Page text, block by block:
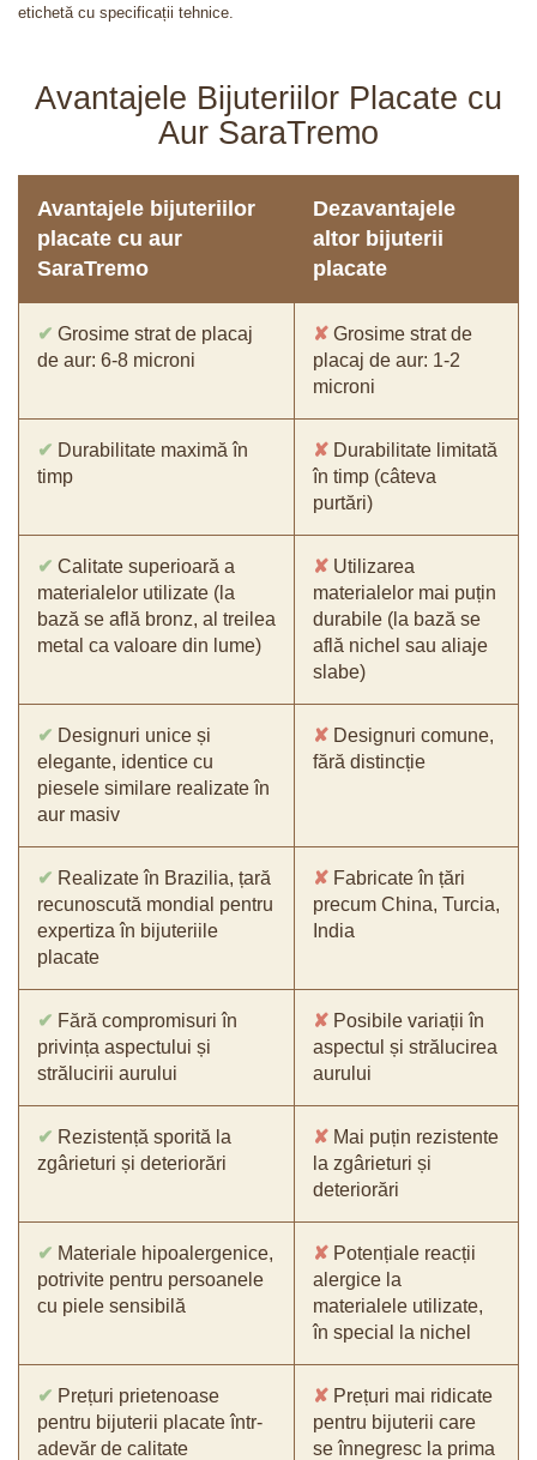
etichetă cu specificații tehnice.
Avantajele Bijuteriilor Placate cu
Aur SaraTremo
Avantajele bijuteriilor
placate cu aur
SaraTremo
Dezavantajele
altor bijuterii
placate
✔ Grosime strat de placaj
de aur: 6-8 microni
✘ Grosime strat de
placaj de aur: 1-2
microni
✔ Durabilitate maximă în
timp
✘ Durabilitate limitată
în timp (câteva
purtări)
✔ Calitate superioară a
materialelor utilizate (la
bază se află bronz, al treilea
metal ca valoare din lume)
✘ Utilizarea
materialelor mai puțin
durabile (la bază se
află nichel sau aliaje
slabe)
✔ Designuri unice și
elegante, identice cu
piesele similare realizate în
aur masiv
✘ Designuri comune,
fără distincție
✔ Realizate în Brazilia, țară
recunoscută mondial pentru
expertiza în bijuteriile
placate
✘ Fabricate în țări
precum China, Turcia,
India
✔ Fără compromisuri în
privința aspectului și
strălucirii aurului
✘ Posibile variații în
aspectul și strălucirea
aurului
✔ Rezistență sporită la
zgârieturi și deteriorări
✘ Mai puțin rezistente
la zgârieturi și
deteriorări
✔ Materiale hipoalergenice,
potrivite pentru persoanele
cu piele sensibilă
✘ Potențiale reacții
alergice la
materialele utilizate,
în special la nichel
✔ Prețuri prietenoase
pentru bijuterii placate într-
adevăr de calitate
✘ Prețuri mai ridicate
pentru bijuterii care
se înnegresc la prima